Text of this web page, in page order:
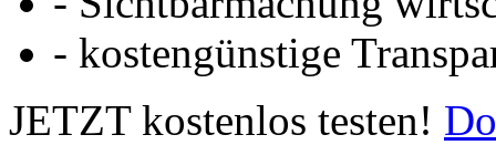
- kostengünstige
JETZT kostenlos testen!